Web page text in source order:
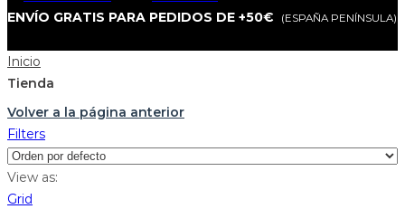
ENVÍO GRATIS PARA PEDIDOS DE +50€
(ESPAÑA PENÍNSULA)
Inicio
Tienda
Volver a la página anterior
Filters
View as:
Grid